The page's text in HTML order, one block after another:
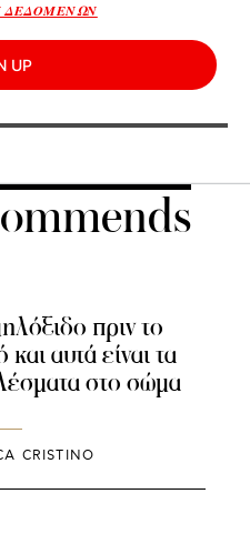
ΔΕΔΟΜΕΝΩΝ
UP
πριν το
αυτά είναι τα
στο σώμα
CRISTINO